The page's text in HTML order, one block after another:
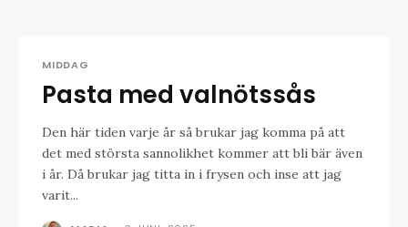
MIDDAG
Pasta med valnötssås
Den här tiden varje år så brukar jag komma på att
det med största sannolikhet kommer att bli bär även
i år. Då brukar jag titta in i frysen och inse att jag
varit...